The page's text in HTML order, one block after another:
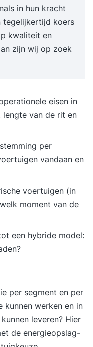
over de
door het
het maken van
kennisvideo’s op
Na
je het ICM-
Na het
kun je je
voor 1
in hun kracht
tegelijkertijd koers
kwaliteit en
zijn wij op zoek
eisen in
van de rit en
per
vandaan en
voertuigen (in
moment van de
een hybride model:
per segment en per
werken en in
leveren? Hier
de energieopslag-